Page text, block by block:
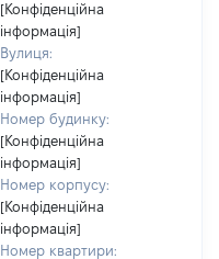
[Конфіденційна
інформація]
Вулиця:
[Конфіденційна
інформація]
Номер будинку:
[Конфіденційна
інформація]
Номер корпусу:
[Конфіденційна
інформація]
Номер квартири: